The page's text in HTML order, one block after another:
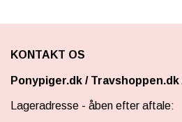
KONTAKT OS
Ponypiger.dk / Travshoppen.dk
Lageradresse - åben efter aftale: